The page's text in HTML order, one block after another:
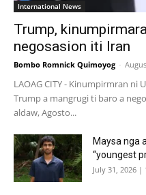
International News
Trump,
negosasion iti Iran
Bombo Romnick Quimoyog -
LAOAG CITY - Kinumpirmran ni
Trump a mangrugi ti baro a
aldaw, Agosto...
Maysa nga
“youngest
July 31, 2026 |